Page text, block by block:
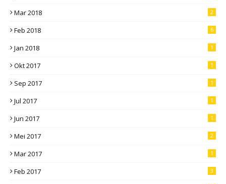
Mar 2018 2
Feb 2018 6
Jan 2018 1
Okt 2017 1
Sep 2017 1
Jul 2017 1
Jun 2017 1
Mei 2017 2
Mar 2017 1
Feb 2017 3